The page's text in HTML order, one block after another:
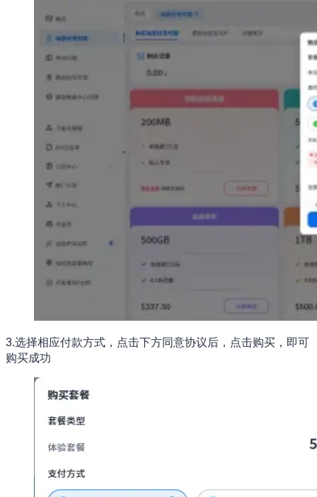
3.选择相应付款方式，点击下方同意协议后，点击购买，即可
购买成功